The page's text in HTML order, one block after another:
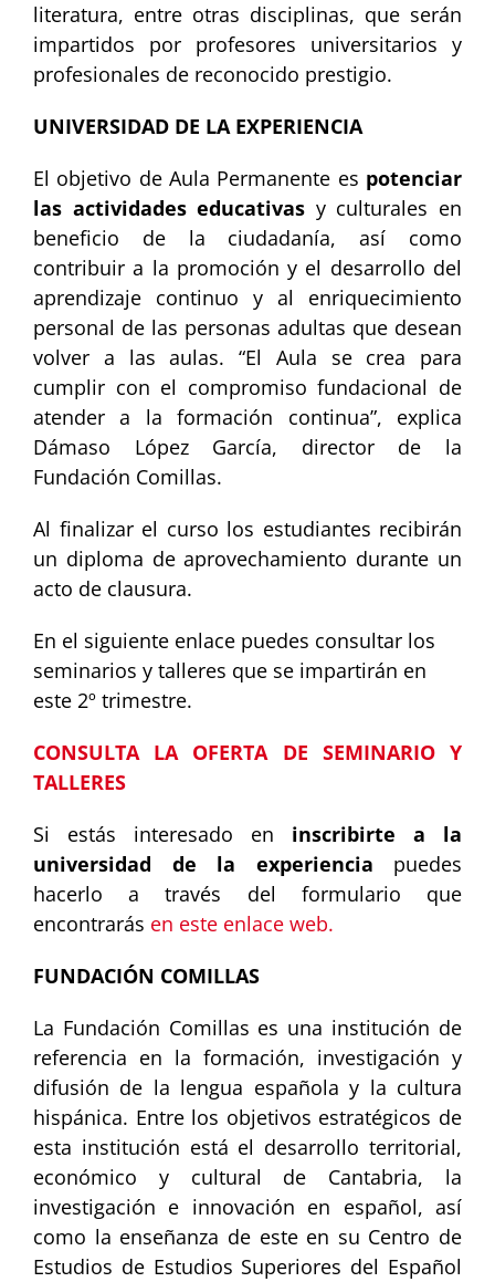
literatura, entre otras disciplinas, que serán
impartidos por profesores universitarios y
profesionales de reconocido prestigio.
UNIVERSIDAD DE LA EXPERIENCIA
El objetivo de Aula Permanente es potenciar
las actividades educativas y culturales en
beneficio de la ciudadanía, así como
contribuir a la promoción y el desarrollo del
aprendizaje continuo y al enriquecimiento
personal de las personas adultas que desean
volver a las aulas. “El Aula se crea para
cumplir con el compromiso fundacional de
atender a la formación continua”, explica
Dámaso López García, director de la
Fundación Comillas.
Al finalizar el curso los estudiantes recibirán
un diploma de aprovechamiento durante un
acto de clausura.
En el siguiente enlace puedes consultar los
seminarios y talleres que se impartirán en
este 2º trimestre.
CONSULTA LA OFERTA DE SEMINARIO Y
TALLERES
Si estás interesado en inscribirte a la
universidad de la experiencia puedes
hacerlo a través del formulario que
encontrarás en este enlace web.
FUNDACIÓN COMILLAS
La Fundación Comillas es una institución de
referencia en la formación, investigación y
difusión de la lengua española y la cultura
hispánica. Entre los objetivos estratégicos de
esta institución está el desarrollo territorial,
económico y cultural de Cantabria, la
investigación e innovación en español, así
como la enseñanza de este en su Centro de
Estudios de Estudios Superiores del Español